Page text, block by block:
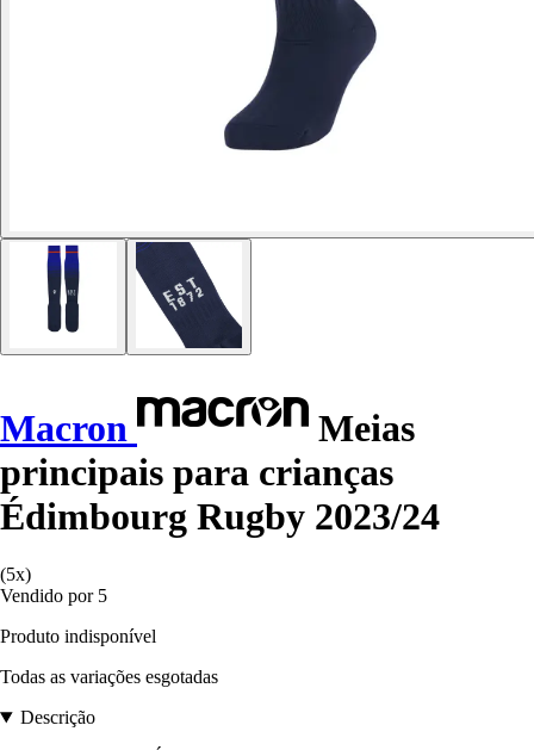
Macron
Meias
principais para crianças
Édimbourg Rugby 2023/24
(5x)
Vendido por 5
Produto indisponível
Todas as variações esgotadas
Descrição